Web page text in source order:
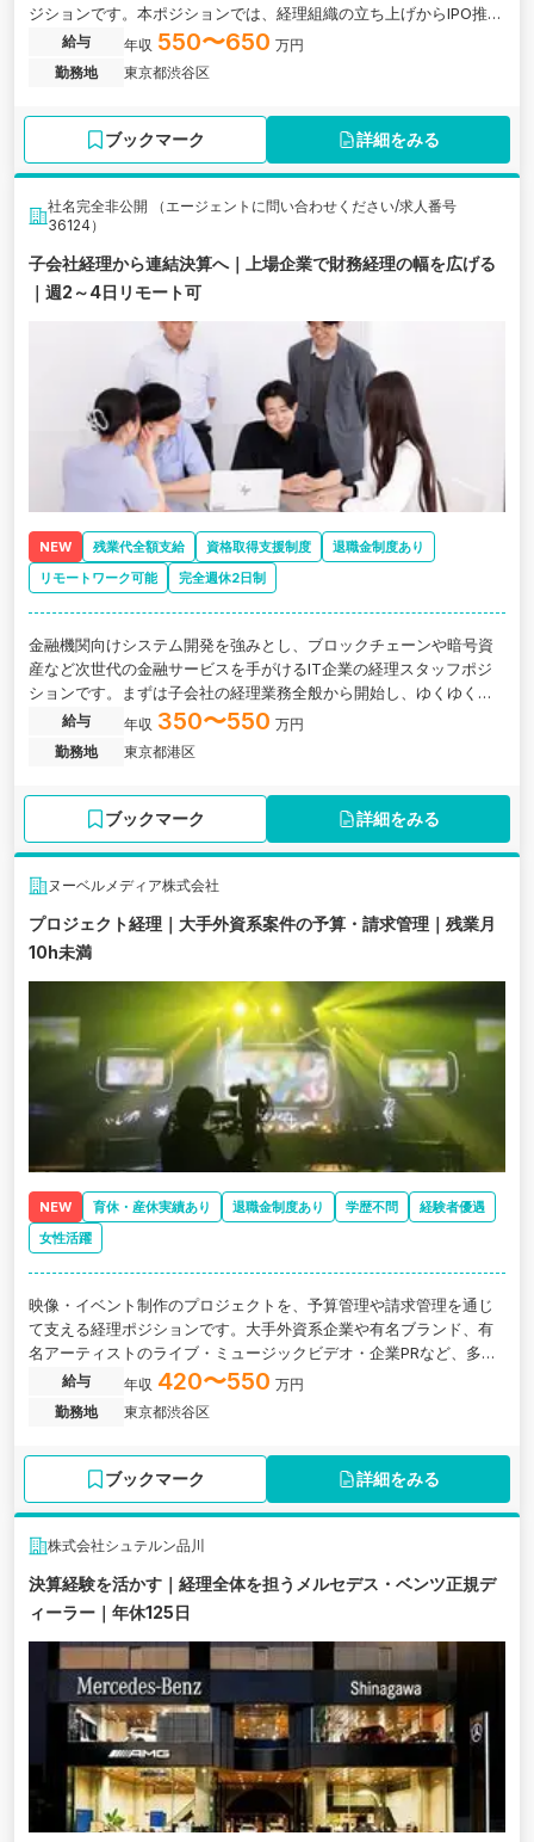
ジションです。本ポジションでは、経理組織の立ち上げからIPO推
進、将来的なCFOとしての経営参画まで一気通貫で担っていただき
ます。
給与 年収 550〜650 万円
勤務地
東京都渋谷区
ブックマーク 詳細をみる
社名完全非公開 （エージェントに問い合わせください/求人番号
36124）
子会社経理から連結決算へ｜上場企業で財務経理の幅を広げる
｜週2～4日リモート可
NEW 残業代全額支給 資格取得支援制度
退職金制度あり
リモートワーク可能
完全週休2日制
金融機関向けシステム開発を強みとし、ブロックチェーンや暗号資
産など次世代の金融サービスを手がけるIT企業の経理スタッフポジ
ションです。まずは子会社の経理業務全般から開始し、ゆくゆくは
連結決算業務など上場企業ならではの業務にも携わっていただきま
す。
給与 年収 350〜550 万円
勤務地
東京都港区
ブックマーク 詳細をみる
ヌーベルメディア株式会社
プロジェクト経理｜大手外資系案件の予算・請求管理｜残業月
10h未満
NEW 育休・産休実績あり 退職金制度あり 学歴不問
経験者優遇
女性活躍
映像・イベント制作のプロジェクトを、予算管理や請求管理を通じ
て支える経理ポジションです。大手外資系企業や有名ブランド、有
名アーティストのライブ・ミュージックビデオ・企業PRなど、多彩
なプロジェクトに携わりながら、制作現場と管理部門をつなぐ役割
を担います。
給与 年収 420〜550 万円
勤務地
東京都渋谷区
ブックマーク 詳細をみる
株式会社シュテルン品川
決算経験を活かす｜経理全体を担うメルセデス・ベンツ正規デ
ィーラー｜年休125日